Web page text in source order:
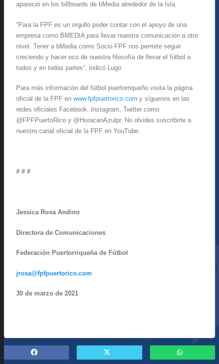
apareció en los billboards de bMedia alrededor de la Isla.
“Para la FPF es un orgullo poder contar con el apoyo de una
empresa como BMEDIA para llevar nuestra comunicación a otro
nivel. Tener a bMedia como Socio FPF nos permite seguir
creciendo y hacer eco de nuestra filosofía de llevar el fútbol a
todos y en todas partes”, indicó Lugo
Para más información del fútbol puertorriqueño visita la página
oficial de la FPF en www.fpfpuertorico.com y síguenos en las
redes oficiales Facebook, Instagram, Twitter como
@FPFPuertoRico y @HuracanAzulpr. No olvides suscribirte a
nuestro canal oficial de la FPF en YouTube.
# # #
Jessica Rosa Andino
Directora de Comunicaciones
Federación Puertorriqueña de Fútbol
jrosa@fpfpuertorico.com
30 de marzo de 2021